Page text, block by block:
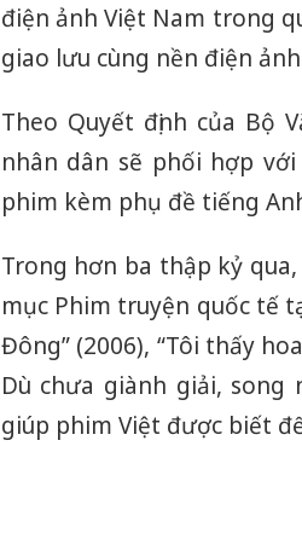
điện ảnh Việt Nam trong
giao lưu cùng nền điện
Theo Quyết định của Bộ
nhân dân sẽ phối hợp
phim kèm phụ đề tiếng
Trong hơn ba thập kỷ
mục Phim truyện quốc tế
Đông” (2006), “Tôi thấy
Dù chưa giành giải,
giúp phim Việt được biết